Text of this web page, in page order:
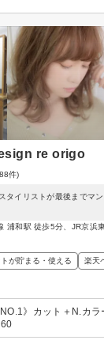
re origo
件)
タイリストが最後までマ
浦和駅 徒歩5分、JR京浜
が貯まる・使える 楽天
NO.1》カット＋N.カ